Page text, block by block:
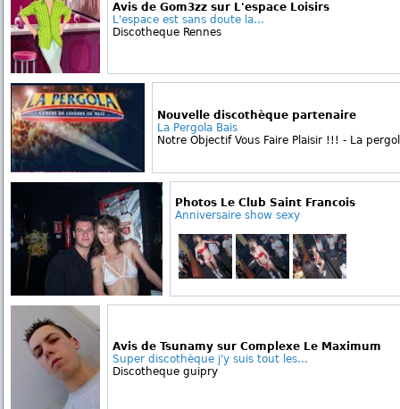
Avis de Gom3zz sur L'espace Loisirs
L'espace est sans doute la...
Discotheque Rennes
Nouvelle discothèque partenaire
La Pergola Bais
Notre Objectif Vous Faire Plaisir !!! - La
Photos Le Club Saint Francois
Anniversaire show sexy
Avis de Tsunamy sur Complexe Le Maximum
Super discothèque j'y suis tout les...
Discotheque guipry